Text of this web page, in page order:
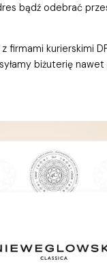
bądź odebrać
firmami kurierskimi
biżuterię